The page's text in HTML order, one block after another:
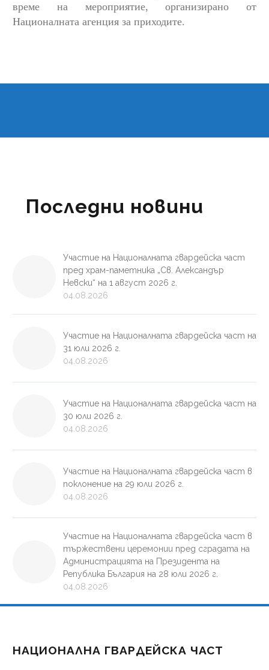
време на мероприятие, организирано от
Националната агенция за приходите.
Последни новини
Участие на Националната гвардейска част
пред храм-паметника „Св. Александър
Невски“ на 1 август 2026 г.
04.08.2026
Участие на Националната гвардейска част на
31 юли 2026 г.
04.08.2026
Участие на Националната гвардейска част на
30 юли 2026 г.
04.08.2026
Участие на Националната гвардейска част в
поклонение на 29 юли 2026 г.
04.08.2026
Участие на Националната гвардейска част в
тържествени церемонии пред сградата на
Администрацията на Президента на
Република България на 28 юли 2026 г.
04.08.2026
НАЦИОНАЛНА ГВАРДЕЙСКА ЧАСТ